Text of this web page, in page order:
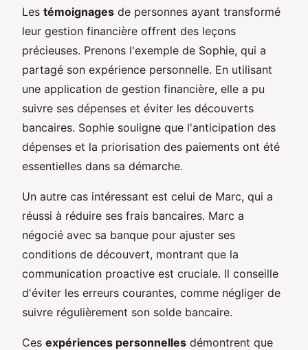
Les témoignages de personnes ayant transformé
leur gestion financière offrent des leçons
précieuses. Prenons l'exemple de Sophie, qui a
partagé son expérience personnelle. En utilisant
une application de gestion financière, elle a pu
suivre ses dépenses et éviter les découverts
bancaires. Sophie souligne que l'anticipation des
dépenses et la priorisation des paiements ont été
essentielles dans sa démarche.
Un autre cas intéressant est celui de Marc, qui a
réussi à réduire ses frais bancaires. Marc a
négocié avec sa banque pour ajuster ses
conditions de découvert, montrant que la
communication proactive est cruciale. Il conseille
d'éviter les erreurs courantes, comme négliger de
suivre régulièrement son solde bancaire.
Ces expériences personnelles démontrent que